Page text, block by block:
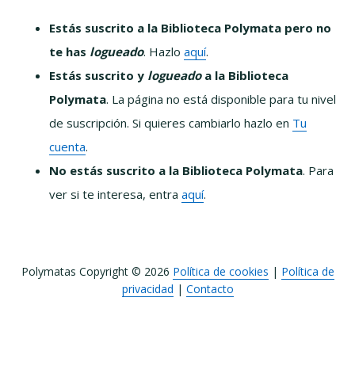
Estás suscrito a la Biblioteca Polymata pero no
te has logueado. Hazloaquí.
Estás suscrito y logueado a la Biblioteca
Polymata. La página no está disponible para tu nivel
de suscripción. Si quieres cambiarlo hazlo en Tu
cuenta.
No estás suscrito a la Biblioteca Polymata. Para
ver si te interesa, entraaquí.
Polymatas Copyright © 2026 Política de cookies | Política de
privacidad | Contacto